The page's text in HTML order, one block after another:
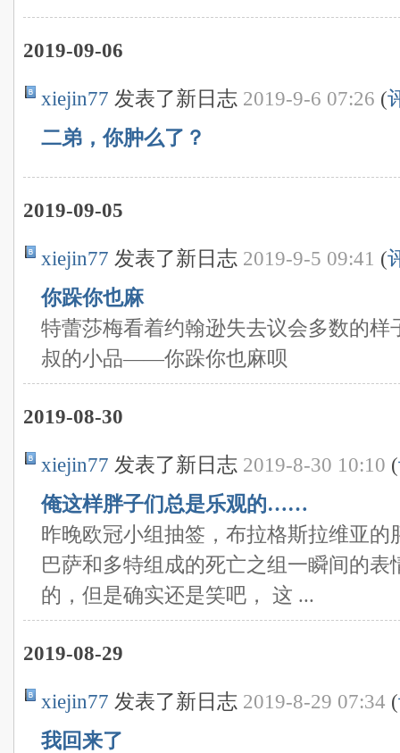
2019-09-06
xiejin77 发表了新日志 2019-9-6 07:26 (
二弟，你肿么了？
2019-09-05
xiejin77 发表了新日志 2019-9-5 09:41 (
你跺你也麻
特蕾莎梅看着约翰逊失去议会多数的样
叔的小品——你跺你也麻呗
2019-08-30
xiejin77 发表了新日志 2019-8-30 10:10 (
俺这样胖子们总是乐观的……
昨晚欧冠小组抽签，布拉格斯拉维亚的
巴萨和多特组成的死亡之组一瞬间的
的，但是确实还是笑吧， 这 ...
2019-08-29
xiejin77 发表了新日志 2019-8-29 07:34 (
我回来了